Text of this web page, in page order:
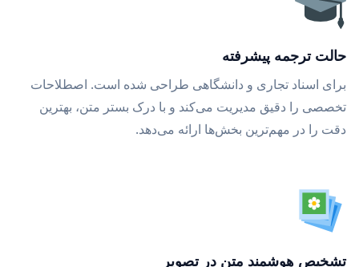
حالت ترجمه پیشرفته
برای اسناد تجاری و دانشگاهی طراحی شده است. اصطلاحات
تخصصی را دقیق مدیریت می‌کند و با درک بستر متن، بهترین
دقت را در مهم‌ترین بخش‌ها ارائه می‌دهد.
تشخیص هوشمند متن در تصویر